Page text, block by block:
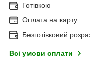
Готівкою
Оплата на карту
Безготівковий
Всі умови оплати